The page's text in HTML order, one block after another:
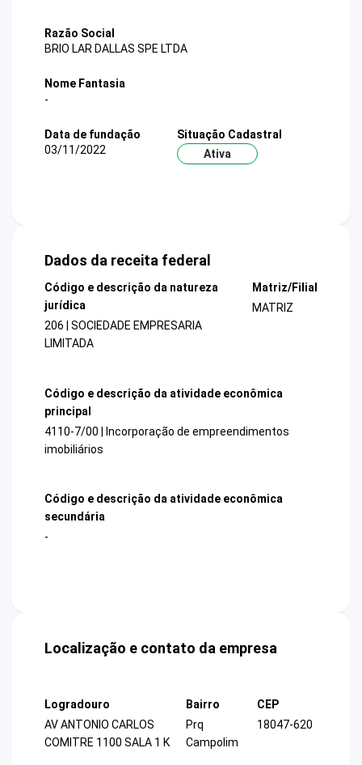
Razão Social
BRIO LAR DALLAS SPE LTDA
Nome Fantasia
-
Data de fundação
03/11/2022
Situação Cadastral
Ativa
Dados da receita federal
Código e descrição da natureza
jurídica
206 | SOCIEDADE EMPRESARIA
LIMITADA
Matriz/Filial
MATRIZ
Código e descrição da atividade econômica
principal
4110-7/00 | Incorporação de empreendimentos
imobiliários
Código e descrição da atividade econômica
secundária
-
Localização e contato da empresa
Logradouro
AV ANTONIO CARLOS
COMITRE 1100 SALA 1 K
Bairro
Prq
Campolim
CEP
18047-620